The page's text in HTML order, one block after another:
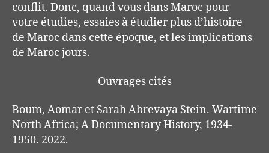
conflit. Donc, quandvous dans Maroc pour
votre étudies, essaies à étudier plus d’histoire
de Maroc dans cette époque, et lesimplications
de Maroc jours.
Ouvrages cités
Boum, Aomar et SarahAbrevaya Stein. Wartime
North Africa; A Documentary History, 1934-
1950. 2022.